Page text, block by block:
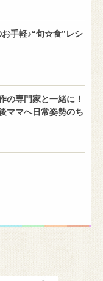
お手軽♪“旬☆食”レシ
の専門家と一緒に！
ママへ日常姿勢のち